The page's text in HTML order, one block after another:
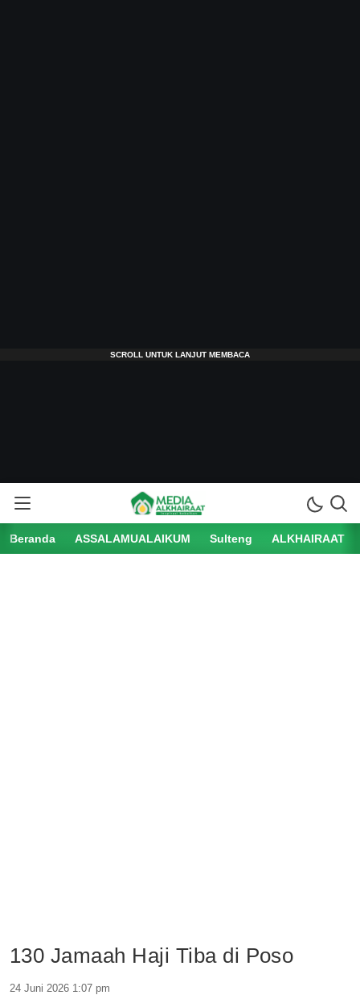
Beranda ASSALAMUALAIKUM Sulteng ALKHAIRAAT
130 Jamaah Haji Tiba di Poso
24 Juni 2026 1:07 pm